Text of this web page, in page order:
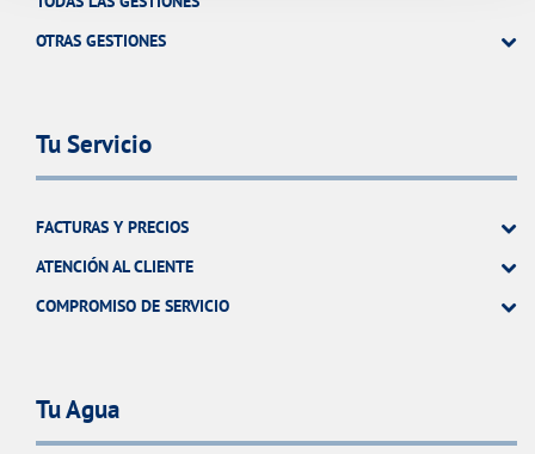
OTRAS GESTIONES
Tu Servicio
FACTURAS Y PRECIOS
ATENCIÓN AL CLIENTE
COMPROMISO DE SERVICIO
Tu Agua